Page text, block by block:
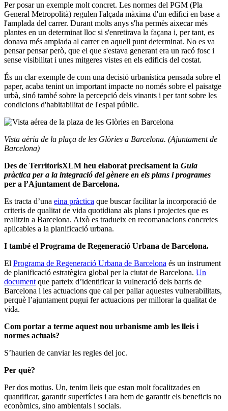
Per posar un exemple molt concret. Les normes del PGM (Pla
General Metropolità) regulen l'alçada màxima d'un edifici en base a
l'amplada del carrer. Durant molts anys s'ha permès aixecar més
plantes en un determinat lloc si s'enretirava la façana i, per tant, es
donava més amplada al carrer en aquell punt determinat. No es va
pensar pensar però, que el que s'estava generant era un racó fosc i
sense visibilitat i unes mitgeres vistes en els edificis del costat.
És un clar exemple de com una decisió urbanística pensada sobre el
paper, acaba tenint un important impacte no només sobre el paisatge
urbà, sinó també sobre la percepció dels vinants i per tant sobre les
condicions d'habitabilitat de l'espai públic.
Vista aèria de la plaça de les Glòries a Barcelona. (Ajuntament de
Barcelona)
Des de TerritorisXLM heu elaborat precisament la Guia
pràctica per a la integració del gènere en els plans i programes
per a l’Ajuntament de Barcelona.
Es tracta d’una eina pràctica que buscar facilitar la incorporació de
criteris de qualitat de vida quotidiana als plans i projectes que es
realitzin a Barcelona. Això es tradueix en recomanacions concretes
aplicables a la planificació urbana.
I també el Programa de Regeneració Urbana de Barcelona.
El Programa de Regeneració Urbana de Barcelona és un instrument
de planificació estratègica global per la ciutat de Barcelona. Un
documentque parteix d’identificar la vulneració dels barris de
Barcelona i les actuacions que cal per paliar aquestes vulnerabilitats,
perquè l’ajuntament pugui fer actuacions per millorar la qualitat de
vida.
Com portar a terme aquest nou urbanisme amb les lleis i
normes actuals?
S’haurien de canviar les regles del joc.
Per què?
Per dos motius. Un, tenim lleis que estan molt focalitzades en
quantificar, garantir superfícies i ara hem de garantir els beneficis no
econòmics, sino ambientals i socials.